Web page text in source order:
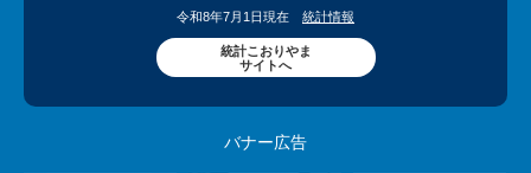
令和8年7月1日現在 統計情報
統計こおりやま
サイトへ
バナー広告